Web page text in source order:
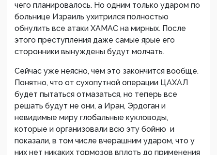
чего планировалось. Но одним только ударом по
больнице Израиль ухитрился полностью
обнулить все атаки ХАМАС на мирных. После
этого преступления даже самые ярые его
сторонники вынуждены будут молчать.
Сейчас уже неясно, чем это закончится вообще.
Понятно, что от сухопутной операции ЦАХАЛ
будет пытаться отмазаться, но теперь все
решать будут не они, а Иран, Эрдоган и
невидимые миру глобальные кукловоды,
которые и организовали всю эту бойню и
показали, в том числе вчерашним ударом, что у
них нет никаких тормозов вплоть до применения